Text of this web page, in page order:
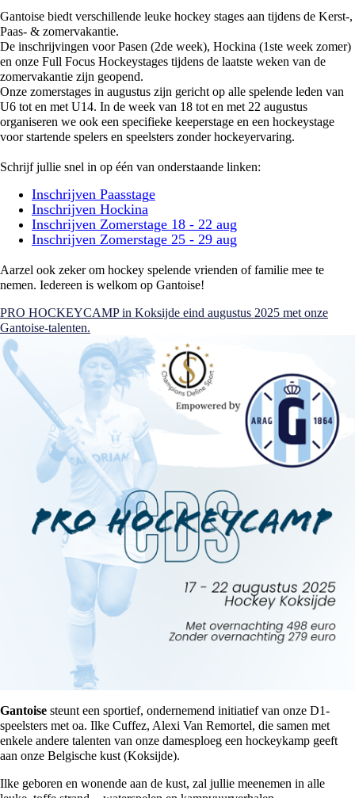
Gantoise biedt verschillende leuke hockey stages aan tijdens de Kerst-,
Paas- & zomervakantie.
De inschrijvingen voor Pasen (2de week), Hockina (1ste week zomer)
en onze Full Focus Hockeystages tijdens de laatste weken van de
zomervakantie zijn geopend.
Onze zomerstages in augustus zijn gericht op alle spelende leden van
U6 tot en met U14. In de week van 18 tot en met 22 augustus
organiseren we ook een specifieke keeperstage en een hockeystage
voor startende spelers en speelsters zonder hockeyervaring.
Schrijf jullie snel in op één van onderstaande linken:
Inschrijven Paasstage
Inschrijven Hockina
Inschrijven Zomerstage 18 - 22 aug
Inschrijven Zomerstage 25 - 29 aug
Aarzel ook zeker om hockey spelende vrienden of familie mee te
nemen. Iedereen is welkom op Gantoise!
PRO HOCKEYCAMP in Koksijde eind augustus 2025 met onze
Gantoise-talenten.
Gantoise steunt een sportief, ondernemend initiatief van onze D1-
speelsters met oa. Ilke Cuffez, Alexi Van Remortel, die samen met
enkele andere talenten van onze damesploeg een hockeykamp geeft
aan onze Belgische kust (Koksijde).
Ilke geboren en wonende aan de kust, zal jullie meenemen in alle